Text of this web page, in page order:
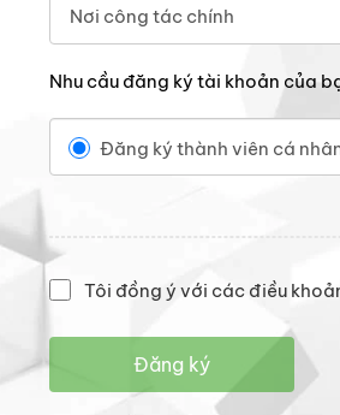
Nhu cầu đăng ký tài khoản của
Đăng ký thành viên cá
Tôi đồng ý với các điều
Đăng ký